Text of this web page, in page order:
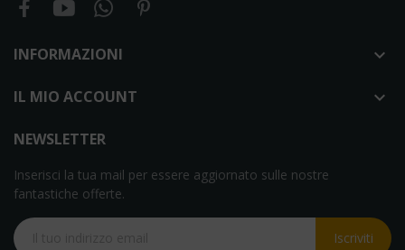
INFORMAZIONI 
IL MIO ACCOUNT 
NEWSLETTER
Inserisci la tua mail per essere aggiornato sulle nostre
fantastiche offerte.
Iscriviti